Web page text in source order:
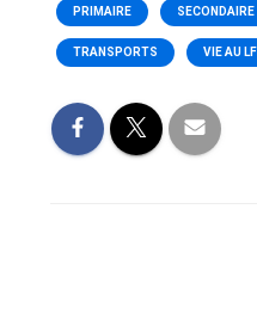
PRIMAIRE SECONDAIRE
TRANSPORTS VIE AU